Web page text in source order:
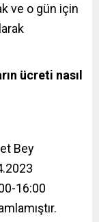
ve o gün için
ücreti nasıl
Bey
16:00